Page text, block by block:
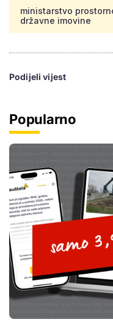
ministarstvo
državne imovine
Podijeli vijest
Popularno